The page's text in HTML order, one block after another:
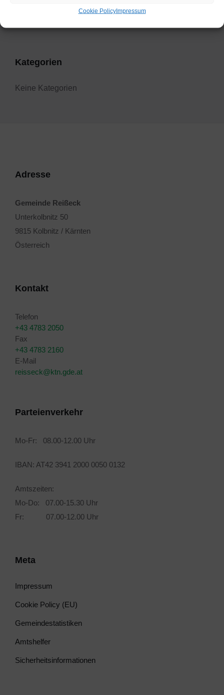
Cookie PolicyImpressum
Kategorien
Keine Kategorien
Adresse
Gemeinde Reißeck
Unterkolbnitz 50
9815 Kolbnitz / Kärnten
Österreich
Kontakt
Telefon
+43 4783 2050
Fax
+43 4783 2160
E-Mail
reisseck@ktn.gde.at
Parteienverkehr
Mo-Fr: 08.00-12.00 Uhr
IBAN: AT42 3941 2000 0050 0132
Amtszeiten:
Mo-Do: 07.00-15.30 Uhr
Fr: 07.00-12.00 Uhr
Meta
Impressum
Cookie Policy (EU)
Gemeindestatistiken
Amtshelfer
Sicherheitsinformationen